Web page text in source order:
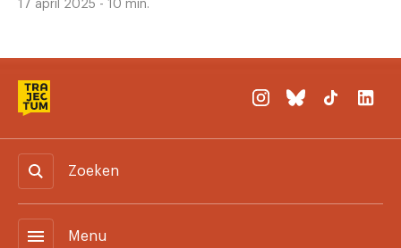
17 april 2025 - 10 min.
Zoeken
menu Menu